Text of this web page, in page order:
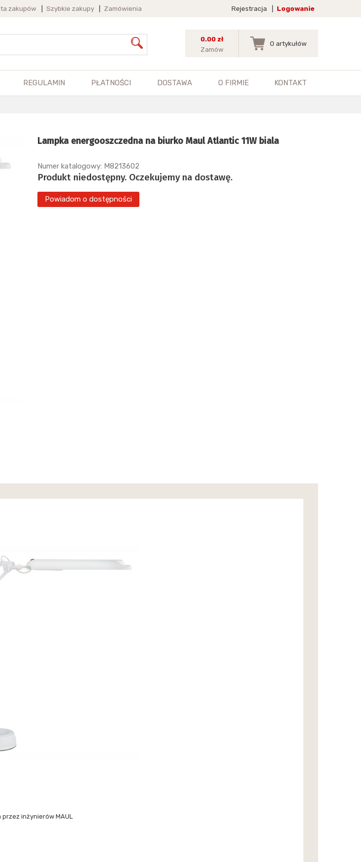
zakupów Szybkie zakupy Zamówienia Rejestracja Logowanie
0.00 zł
Zamów
0 artykułów
REGULAMIN PŁATNOŚCI DOSTAWA O FIRMIE KONTAKT
Lampka energooszczedna na biurko Maul Atlantic 11W biala
Numer katalogowy: M8213602
Produkt niedostępny. Oczekujemy na dostawę.
Powiadom o dostępności
inżynierów MAUL